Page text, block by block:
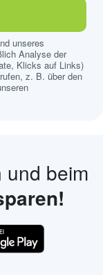
unseres
Analyse der
Klicks auf Links)
z. B. über den
und beim